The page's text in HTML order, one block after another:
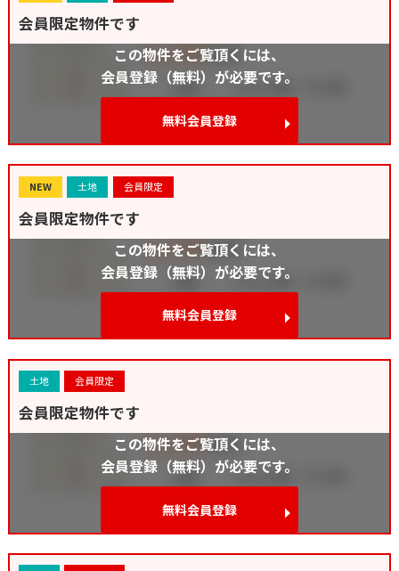
会員限定物件です
この物件をご覧頂くには、
会員登録（無料）が必要です。
無料会員登録
NEW 土地 会員限定
会員限定物件です
この物件をご覧頂くには、
会員登録（無料）が必要です。
無料会員登録
土地 会員限定
会員限定物件です
この物件をご覧頂くには、
会員登録（無料）が必要です。
無料会員登録